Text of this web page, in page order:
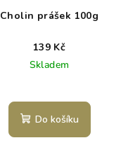
Cholin prášek 100g
139 Kč
Skladem
Do košíku